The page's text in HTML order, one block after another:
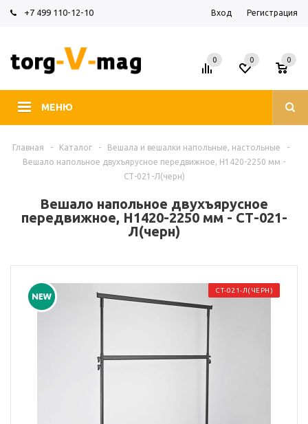
+7 499 110-12-10 Вход Регистрация
МЕНЮ
0 0
0
Главная - Каталог - Вешала и вешалки напольные, настольные
-
Вешало напольное двухъярусное передвижное, H1420-2250 мм -
СТ-021-Л(черн)
Вешало напольное двухъярусное
передвижное, H1420-2250 мм - СТ-021-
Л(черн)
СТ-021-Л(ЧЕРН)